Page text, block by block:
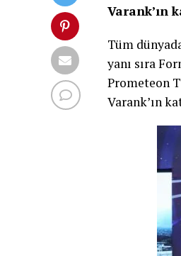
Varank’ın
Tüm
yanı sıra
Prometeon
Varank’ın